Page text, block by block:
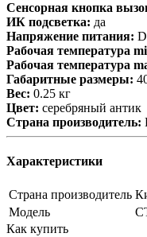
Сенсорная кнопка
ИК подсветка: да
Напряжение питания:
Рабочая температура
Рабочая температура
Габаритные размеры:
Вес: 0.25 кг
Цвет: серебряный антик
Страна производитель:
Характеристики
Страна производитель
Модель
Как купить